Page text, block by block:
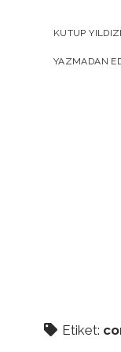
KUTUP YILDIZI
YAZMADAN
Etiket: